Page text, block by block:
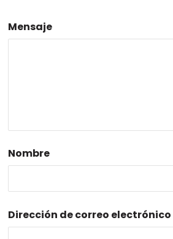
Mensaje
Nombre
Dirección de correo electrónico